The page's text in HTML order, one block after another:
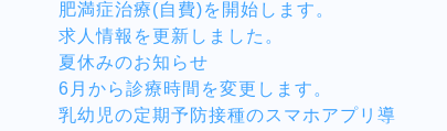
肥満症治療(自費)を開始します。
求人情報を更新しました。
夏休みのお知らせ
6月から診療時間を変更します。
乳幼児の定期予防接種のスマホアプリ導